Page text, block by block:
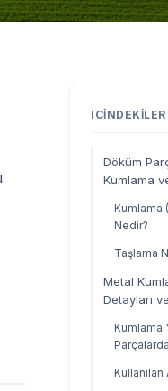
ICINDEKILER
Döküm
Kumlama
Kumlama
Nedir?
Taşlama
Metal
Detayları
Kumlama